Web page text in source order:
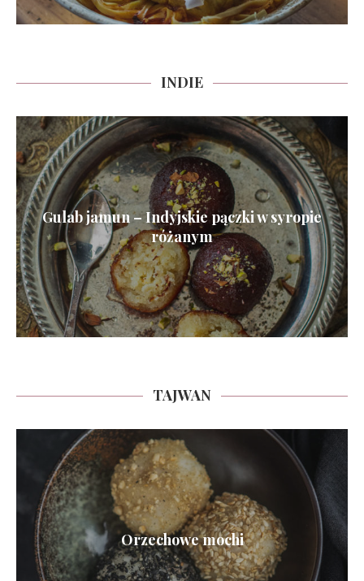
INDIE
Gulab jamun – Indyjskie pączki w syropie
różanym
TAJWAN
Orzechowe mochi